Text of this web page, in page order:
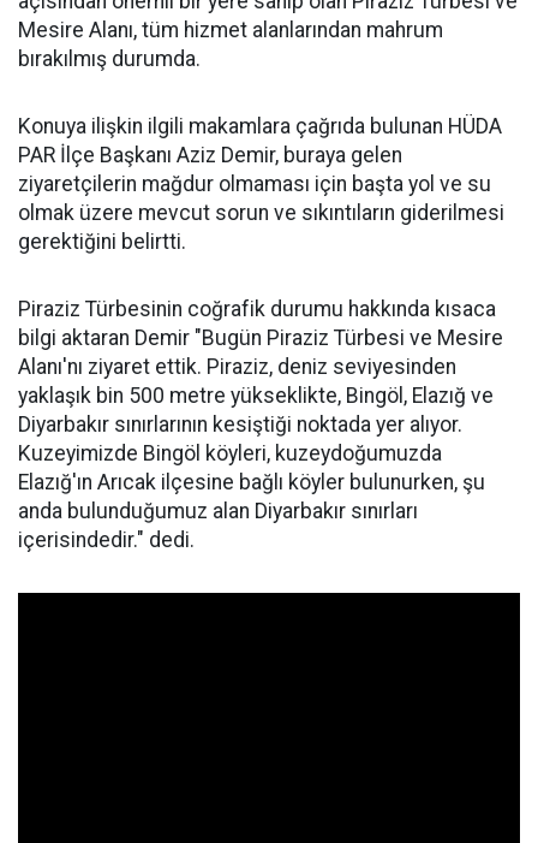
Mesire Alanı, tüm hizmet alanlarından mahrum
bırakılmış durumda.
Konuya ilişkin ilgili makamlara çağrıda bulunan HÜDA
PAR İlçe Başkanı Aziz Demir, buraya gelen
ziyaretçilerin mağdur olmaması için başta yol ve su
olmak üzere mevcut sorun ve sıkıntıların giderilmesi
gerektiğini belirtti.
Piraziz Türbesinin coğrafik durumu hakkında kısaca
bilgi aktaran Demir "Bugün Piraziz Türbesi ve Mesire
Alanı'nı ziyaret ettik. Piraziz, deniz seviyesinden
yaklaşık bin 500 metre yükseklikte, Bingöl, Elazığ ve
Diyarbakır sınırlarının kesiştiği noktada yer alıyor.
Kuzeyimizde Bingöl köyleri, kuzeydoğumuzda
Elazığ'ın Arıcak ilçesine bağlı köyler bulunurken, şu
anda bulunduğumuz alan Diyarbakır sınırları
içerisindedir." dedi.